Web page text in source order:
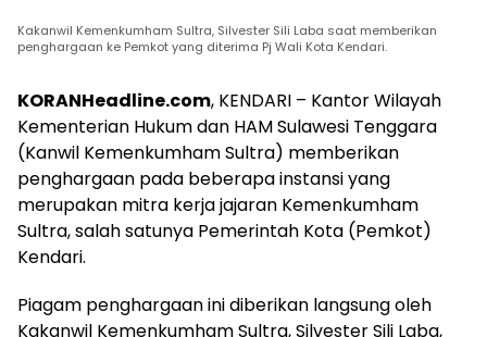
Kakanwil Kemenkumham Sultra, Silvester Sili Laba saat memberikan
penghargaan ke Pemkot yang diterima Pj Wali Kota Kendari.
KORANHeadline.com, KENDARI – Kantor Wilayah
Kementerian Hukum dan HAM Sulawesi Tenggara
(Kanwil Kemenkumham Sultra) memberikan
penghargaan pada beberapa instansi yang
merupakan mitra kerja jajaran Kemenkumham
Sultra, salah satunya Pemerintah Kota (Pemkot)
Kendari.
Piagam penghargaan ini diberikan langsung oleh
Kakanwil Kemenkumham Sultra, Silvester Sili Laba,